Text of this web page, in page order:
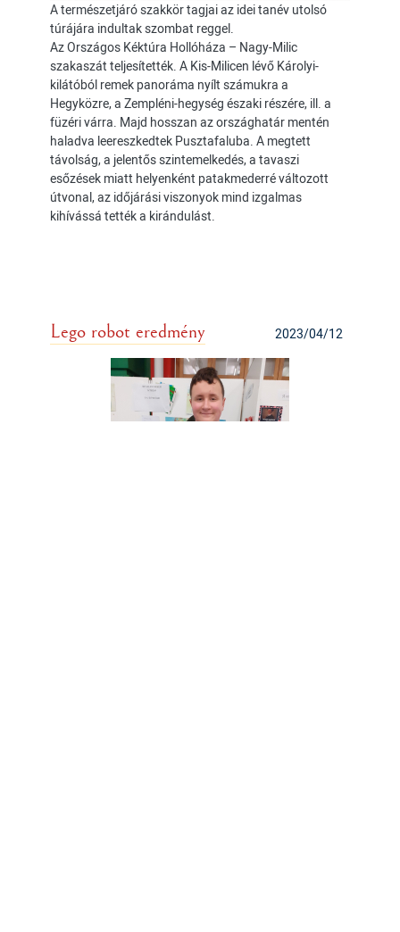
A természetjáró szakkör tagjai az idei tanév utolsó
túrájára indultak szombat reggel.
Az Országos Kéktúra Hollóháza – Nagy-Milic
szakaszát teljesítették. A Kis-Milicen lévő Károlyi-
kilátóból remek panoráma nyílt számukra a
Hegyközre, a Zempléni-hegység északi részére, ill. a
füzéri várra. Majd hosszan az országhatár mentén
haladva leereszkedtek Pusztafaluba. A megtett
távolság, a jelentős szintemelkedés, a tavaszi
esőzések miatt helyenként patakmederré változott
útvonal, az időjárási viszonyok mind izgalmas
kihívássá tették a kirándulást.
2023/04/12
Lego robot eredmény